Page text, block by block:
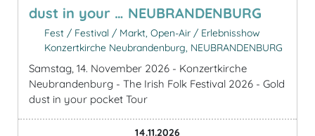
dust in your … NEUBRANDENBURG
Fest / Festival / Markt, Open-Air / Erlebnisshow
Konzertkirche Neubrandenburg, NEUBRANDENBURG
Samstag, 14. November 2026 - Konzertkirche
Neubrandenburg - The Irish Folk Festival 2026 - Gold
dust in your pocket Tour
14.11.2026